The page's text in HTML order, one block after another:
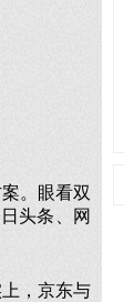
。眼看双
头条、网
，京东与